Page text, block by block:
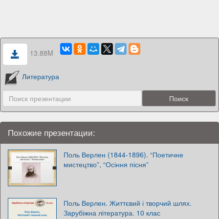
13.88M
Литература
Похожие презентации:
Поль Верлен (1844-1896). “Поетичне
мистецтво”, “Осіння пісня”
Поль Верлен. Життєвий і творчий шлях.
Зарубіжна література. 10 клас